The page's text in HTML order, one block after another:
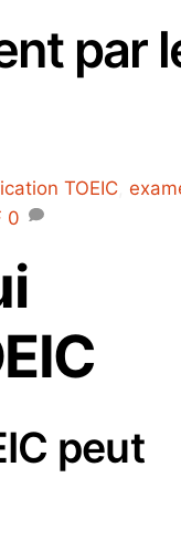
par
TOEIC ,
0
peut